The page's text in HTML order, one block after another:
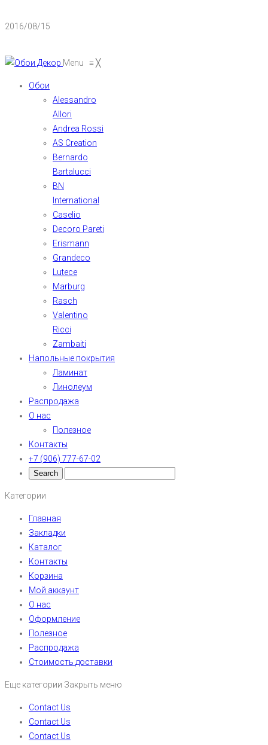
2016/08/15
Menu ≡╳
Обои
Alessandro
Allori
Andrea Rossi
AS Creation
Bernardo
Bartalucci
BN
International
Caselio
Decoro Pareti
Erismann
Grandeco
Lutece
Marburg
Rasch
Valentino
Ricci
Zambaiti
Напольные покрытия
Ламинат
Линолеум
Распродажа
О нас
Полезное
Контакты
+7 (906) 777-67-02
Категории
Главная
Закладки
Каталог
Контакты
Корзина
Мой аккаунт
О нас
Оформление
Полезное
Распродажа
Стоимость доставки
Еще категории Закрыть меню
Contact Us
Contact Us
Contact Us